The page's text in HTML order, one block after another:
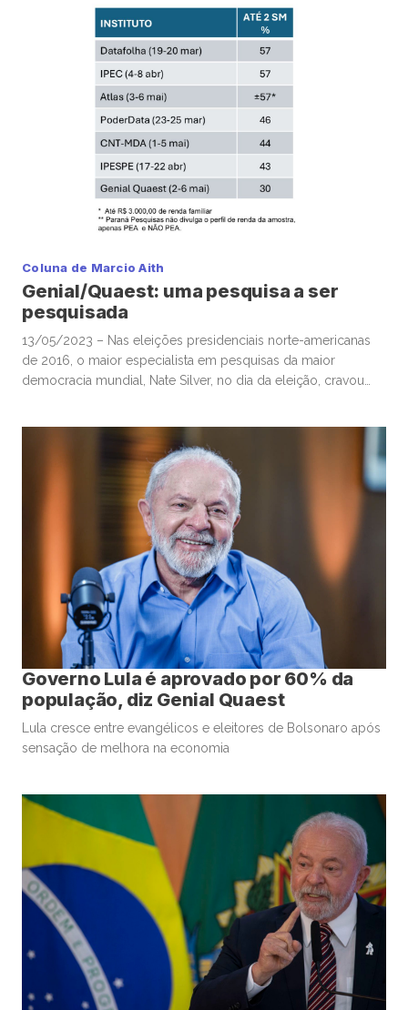
Coluna de Marcio Aith
Genial/Quaest: uma pesquisa a ser
pesquisada
13/05/2023 – Nas eleições presidenciais norte-americanas
de 2016, o maior especialista em pesquisas da maior
democracia mundial, Nate Silver, no dia da eleição, cravou
%. O resultado daquele pleito, sabemos, deixou Nate a […]
Governo Lula é aprovado por 60% da
população, diz Genial Quaest
Lula cresce entre evangélicos e eleitores de Bolsonaro após
sensação de melhora na economia